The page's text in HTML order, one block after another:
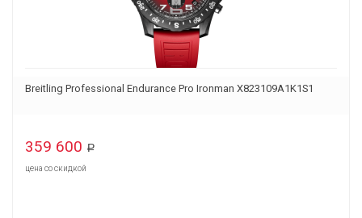
Breitling Professional Endurance Pro Ironman X823109A1K1S1
359 600 Р
цена со скидкой